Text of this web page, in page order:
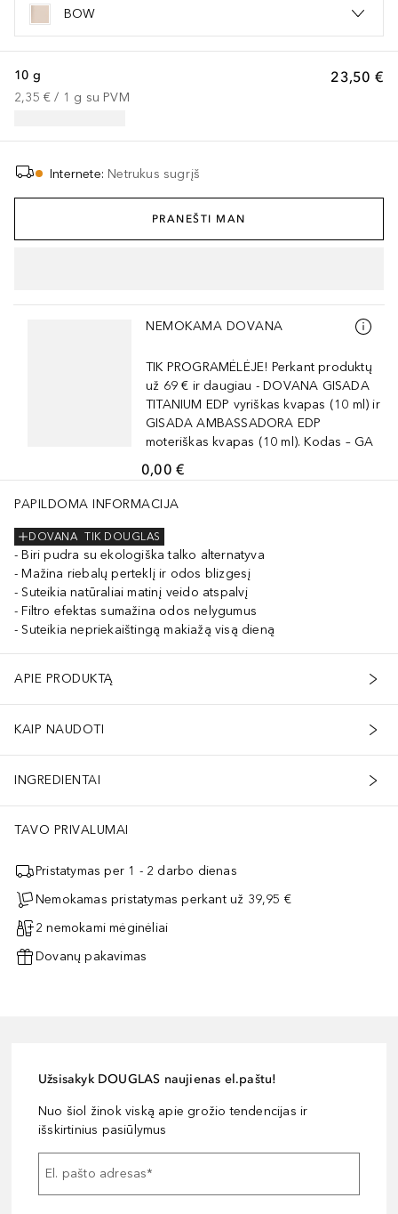
BOW
23,50 €
10 g
2,35 € / 1 g su PVM
Internete: Netrukus sugrįš
PRANEŠTI MAN
Praleisti slankiklį
NEMOKAMA DOVANA
TIK PROGRAMĖLĖJE! Perkant produktų
už 69 € ir daugiau - DOVANA GISADA
TITANIUM EDP vyriškas kvapas (10 ml) ir
GISADA AMBASSADORA EDP
moteriškas kvapas (10 ml). Kodas – GA
0,00 €
PAPILDOMA INFORMACIJA
TIK DOUGLAS
DOVANA
Biri pudra su ekologiška talko alternatyva
Mažina riebalų perteklį ir odos blizgesį
Suteikia natūraliai matinį veido atspalvį
Filtro efektas sumažina odos nelygumus
Suteikia nepriekaištingą makiažą visą dieną
APIE PRODUKTĄ
KAIP NAUDOTI
INGREDIENTAI
TAVO PRIVALUMAI
Pristatymas per 1 - 2 darbo dienas
Nemokamas pristatymas perkant už 39,95 €
2 nemokami mėginėliai
Dovanų pakavimas
Užsisakyk DOUGLAS naujienas el.paštu!
Nuo šiol žinok viską apie grožio tendencijas ir
išskirtinius pasiūlymus
El. pašto adresas*